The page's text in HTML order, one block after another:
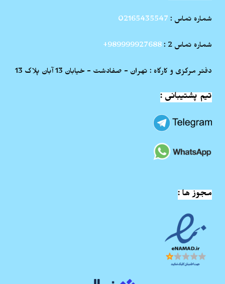
شماره تماس : 02165435547
شماره تماس 2 : 989999927688+
دفتر مرکزی و کارگاه : تهران - صفادشت - خیابان 13 آبان پلاک 13
تیم پشتیبانی :
مجوز ها :